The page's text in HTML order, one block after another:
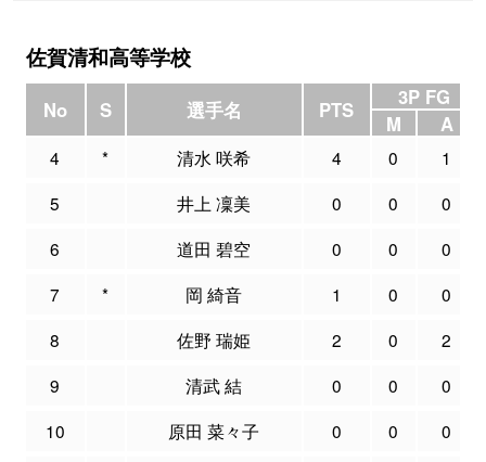
佐賀清和高等学校
No S 選手名 PTS
3P FG
M
A
4 * 清水 咲希 4 0
1
5
井上 凜美 0 0
0
6
道田 碧空 0 0
0
7
* 岡 綺音 1 0
0
8
佐野 瑞姫 2 0
2
9
清武 結 0 0
0
10
原田 菜々子 0 0
0